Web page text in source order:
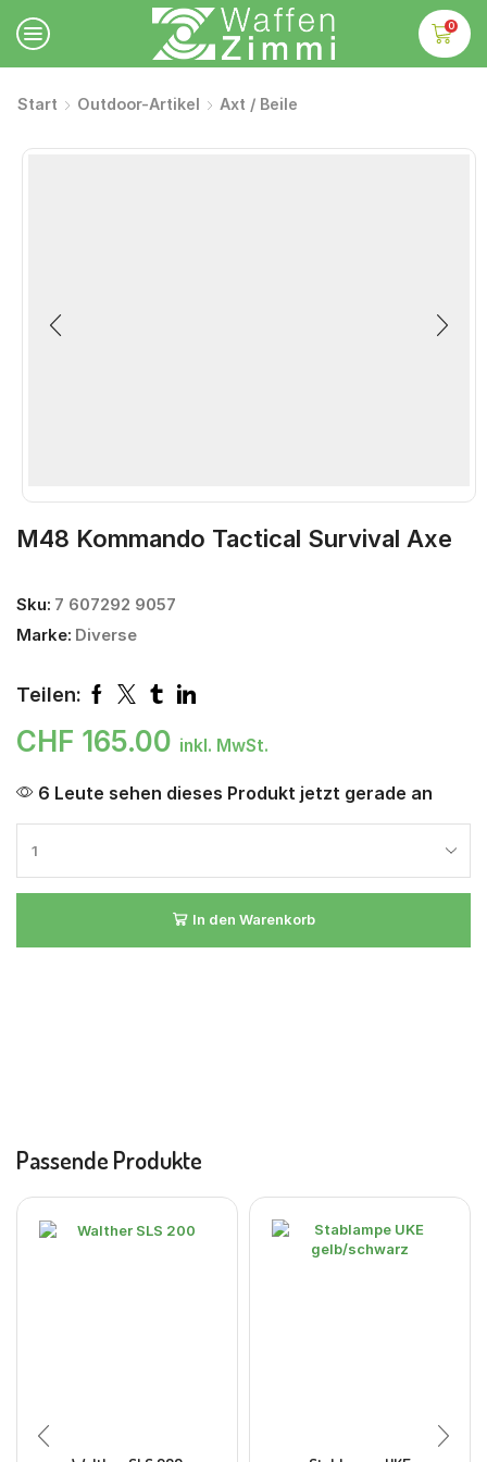
0
Start Outdoor-Artikel Axt / Beile
M48 Kommando Tactical Survival Axe
Sku: 7 607292 9057
Marke: Diverse
Teilen:
CHF 165.00 inkl. MwSt.
6 Leute sehen dieses Produkt jetzt gerade an
In den Warenkorb
Passende Produkte